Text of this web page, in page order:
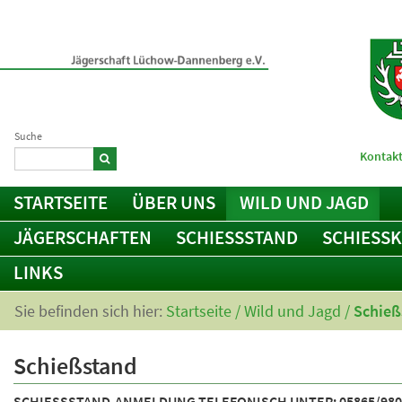
Suche
STARTSEITE ÜBER UNS
WILD UND JAGD
JÄGERSCHAFTEN
SCHIESSSTAND
LINKS
Sie befinden sich hier: Startseite /Wild und Jagd /
Schießstand